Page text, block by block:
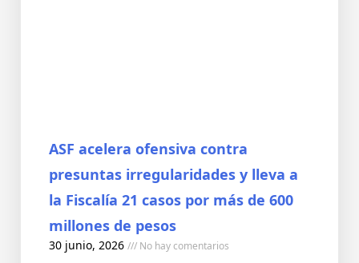
ASF acelera ofensiva contra
presuntas irregularidades y lleva a
la Fiscalía 21 casos por más de 600
millones de pesos
30 junio, 2026 No hay comentarios